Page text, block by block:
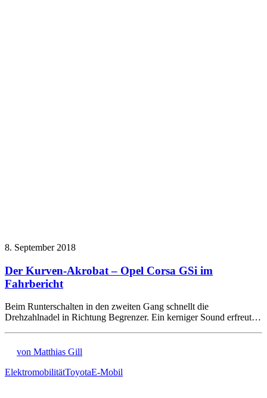
8. September 2018
Der Kurven-Akrobat – Opel Corsa GSi im
Fahrbericht
Beim Runterschalten in den zweiten Gang schnellt die
Drehzahlnadel in Richtung Begrenzer. Ein kerniger Sound erfreut…
von Matthias Gill
ElektromobilitätToyotaE-Mobil